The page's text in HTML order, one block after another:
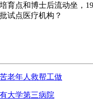
育点和博士后流动坐，
试点医疗机构？
老年人救帮工做
大学第三病院